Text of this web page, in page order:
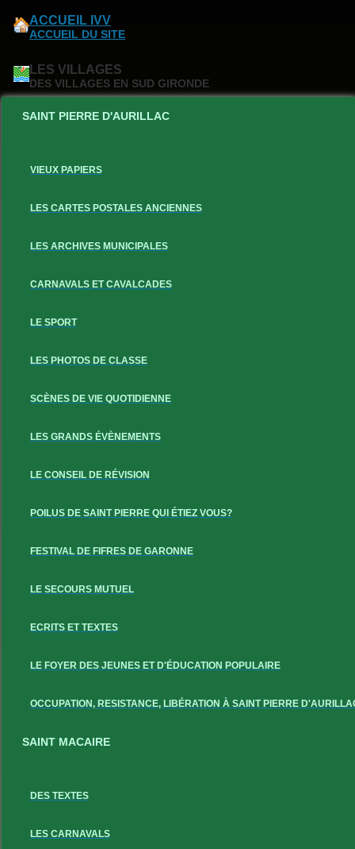
ACCUEIL IVV
ACCUEIL DU SITE
LES VILLAGES
DES VILLAGES EN SUD GIRONDE
SAINT PIERRE D'AURILLAC
VIEUX PAPIERS
LES CARTES POSTALES ANCIENNES
LES ARCHIVES MUNICIPALES
CARNAVALS ET CAVALCADES
LE SPORT
LES PHOTOS DE CLASSE
SCÈNES DE VIE QUOTIDIENNE
LES GRANDS ÉVÈNEMENTS
LE CONSEIL DE RÉVISION
POILUS DE SAINT PIERRE QUI ÉTIEZ VOUS?
FESTIVAL DE FIFRES DE GARONNE
LE SECOURS MUTUEL
ECRITS ET TEXTES
LE FOYER DES JEUNES ET D'ÉDUCATION POPULAIRE
OCCUPATION, RESISTANCE, LIBÉRATION À SAINT PIERRE
SAINT MACAIRE
DES TEXTES
LES CARNAVALS